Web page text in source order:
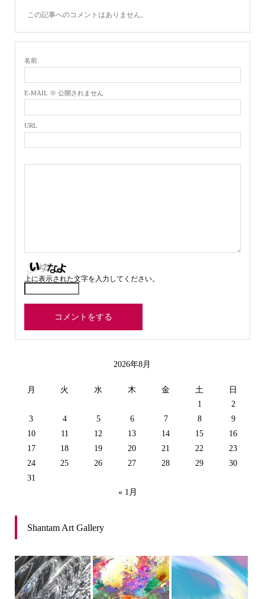
この記事へのコメントはありません。
名前
E-MAIL ※ 公開されません
URL
上に表示された文字を入力してください。
2026年8月
月 火 水 木 金 土
日
1
2
3
4 5 6 7 8
9
10
11 12 13 14 15
16
17
18 19 20 21 22
23
24
25 26 27 28 29
30
31
« 1月
Shantam Art Gallery